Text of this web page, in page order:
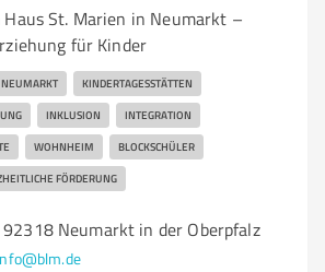
St. Marien in Neumarkt –
für Kinder
NEUMARKT KINDERTAGESSTÄTTEN
INKLUSION INTEGRATION
WOHNHEIM BLOCKSCHÜLER
FÖRDERUNG
Neumarkt in der Oberpfalz